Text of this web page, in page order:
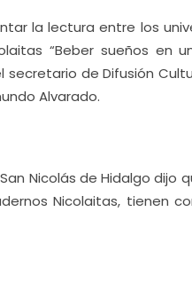
la lectura entre los
“Beber sueños en
de Difusión
Alvarado.
Nicolás de Hidalgo dijo
Nicolaitas, tienen